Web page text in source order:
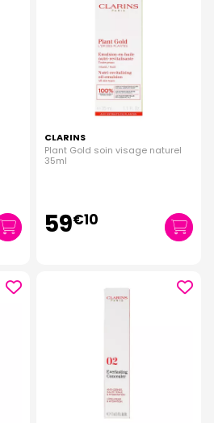
CLARINS
Plant Gold soin visage naturel
35ml
59€10